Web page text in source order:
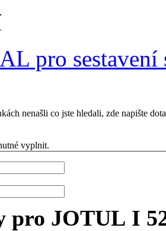
pro sestavení
nenašli co jste hledali, zde napište
vyplnit.
pro JOTUL I